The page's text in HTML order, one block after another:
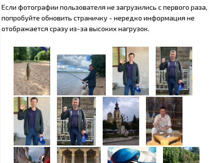
Если фотографии пользователя не загрузились с первого раза,
попробуйте обновить страничку - нередко информация не
отображается сразу из-за высоких нагрузок.